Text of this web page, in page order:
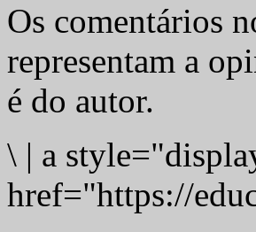
Os comentários
representam a
é do autor.
\ | a
href="https://